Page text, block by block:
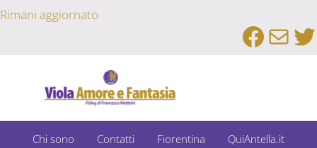
Passa al contenuto principale
Skip to after header navigation
Skip to site footer
Rimani aggiornato
Viola Amore e Fantasia
Chi sono Contatti Fiorentina QuiAntella.it